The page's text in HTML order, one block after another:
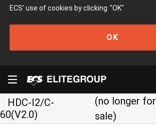
ECS' use of cookies by clicking "OK"
OK
HDC-I2/C-
60(V2.0)
(no longer for
sale)